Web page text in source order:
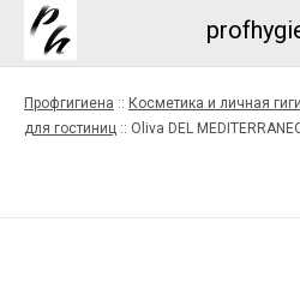
Профгигиена :: Косметика и личная
для гостиниц :: Oliva DEL